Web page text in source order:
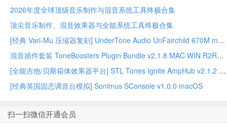
2026年度全球顶级音乐制作与混音系统工具终极合集
顶尖音乐制作、混音效果器与全能系统工具终极合集
[经典 Vari-Mu 压缩器复刻] UnderTone Audio UnFairchild 670M mkII v1.0.8 WiN/MAC – BUBBiX
混音插件套装 ToneBoosters Plugin Bundle v2.1.8 MAC WIN R2R版本
[全能吉他/贝斯箱体效果器平台] STL Tones Ignite AmpHub v2.1.2 2026.07 WiN – ItUsed
[经典英国固态调音台模拟] Sonimus SConsole v1.0.0 macOS
扫一扫微信开通会员